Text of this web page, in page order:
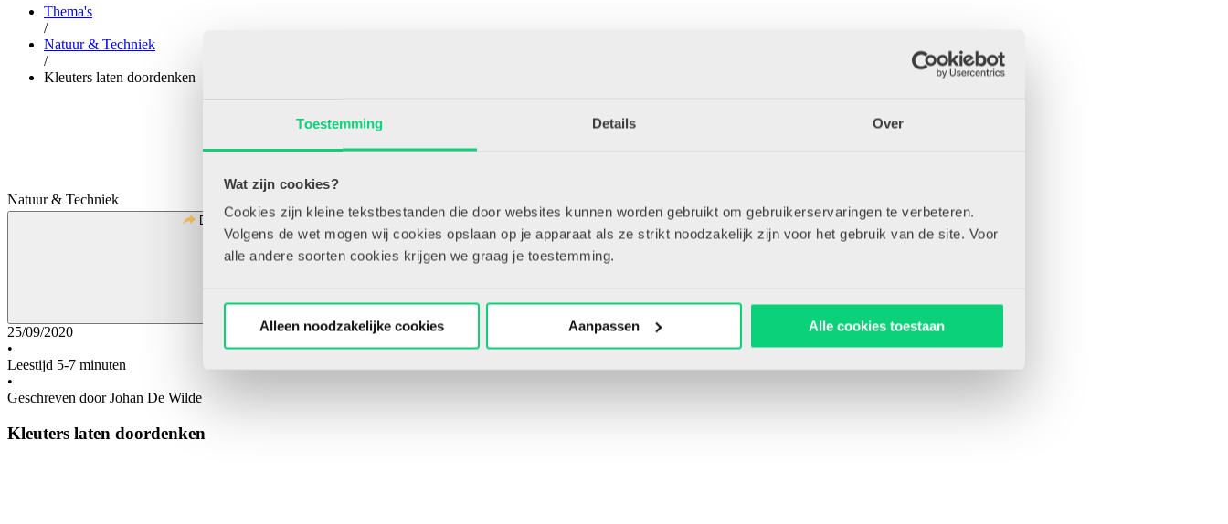
Toestemming Details Over
Wat zijn cookies?
Cookies zijn kleine tekstbestanden die door websites kunnen worden gebruikt om gebruikerservaringen te verbeteren.
Volgens de wet mogen wij cookies opslaan op je apparaat als ze strikt noodzakelijk zijn voor het gebruik van de site. Voor
alle andere soorten cookies krijgen we graag je toestemming.
Alleen noodzakelijke cookies Aanpassen Alle cookies toestaan
Thema's
/
Natuur & Techniek
/
Kleuters laten doordenken
Natuur & Techniek
Deel Bewaar artikel
25/09/2020
•
Leestijd 5-7 minuten
•
Geschreven door Johan De Wilde
Kleuters laten doordenken